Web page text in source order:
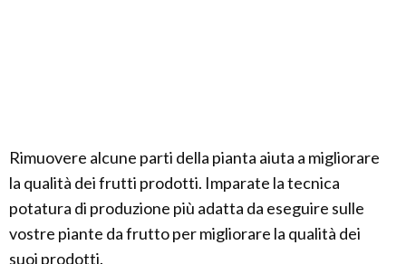
Rimuovere alcune parti della pianta aiuta a migliorare
la qualità dei frutti prodotti. Imparate la tecnica
potatura di produzione più adatta da eseguire sulle
vostre piante da frutto per migliorare la qualità dei
suoi prodotti.